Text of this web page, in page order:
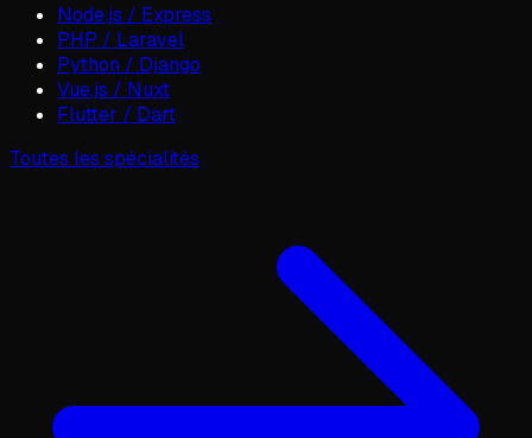
Node.js / Express
PHP / Laravel
Python / Django
Vue.js / Nuxt
Flutter / Dart
Toutes les spécialités